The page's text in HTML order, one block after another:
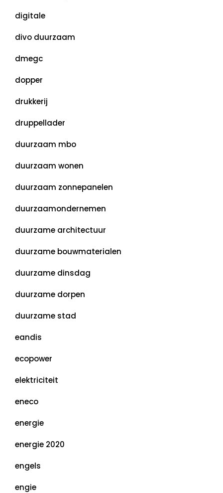
digitale
divo duurzaam
dmegc
dopper
drukkerij
druppellader
duurzaam mbo
duurzaam wonen
duurzaam zonnepanelen
duurzaamondernemen
duurzame architectuur
duurzame bouwmaterialen
duurzame dinsdag
duurzame dorpen
duurzame stad
eandis
ecopower
elektriciteit
eneco
energie
energie 2020
engels
engie